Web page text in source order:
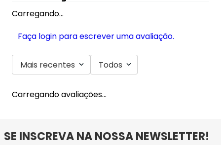
Carregando…
Faça login para escrever uma avaliação.
Mais recentes Todos
Carregando avaliações…
SE INSCREVA NA NOSSA NEWSLETTER!